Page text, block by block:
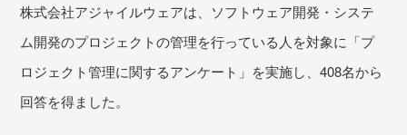
株式会社アジャイルウェアは、ソフトウェア開発・システ
ム開発のプロジェクトの管理を行っている人を対象に「プ
ロジェクト管理に関するアンケート」を実施し、408名から
回答を得ました。